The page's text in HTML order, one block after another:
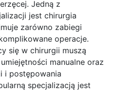
Jedną z
jest chirurgia
zarówno zabiegi
operacje.
się w chirurgii muszą
manualne oraz
i postępowania
specjalizacją jest